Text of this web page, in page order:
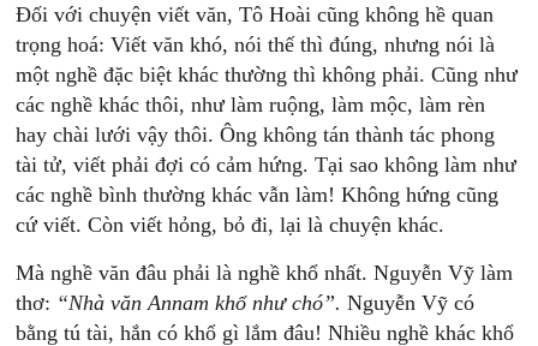
Đối với chuyện viết văn, Tô Hoài cũng không hề quan
trọng hoá: Viết văn khó, nói thế thì đúng, nhưng nói là
một nghề đặc biệt khác thường thì không phải. Cũng như
các nghề khác thôi, như làm ruộng, làm mộc, làm rèn
hay chài lưới vậy thôi. Ông không tán thành tác phong
tài tử, viết phải đợi có cảm hứng. Tại sao không làm như
các nghề bình thường khác vẫn làm! Không hứng cũng
cứ viết. Còn viết hỏng, bỏ đi, lại là chuyện khác.
Mà nghề văn đâu phải là nghề khổ nhất. Nguyễn Vỹ làm
thơ: “Nhà văn Annam khổ như chó”. Nguyễn Vỹ có
bằng tú tài, hắn có khổ gì lắm đâu! Nhiều nghề khác khổ